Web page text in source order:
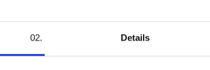
Details
die bis zu 576 Glasfaserverbindungen
System umfasst über 100 DisplayPort 4K-
entfernten Computerquellen verbunden sind.
und -mäusen werden durch das
Videoauflösungen bis zu